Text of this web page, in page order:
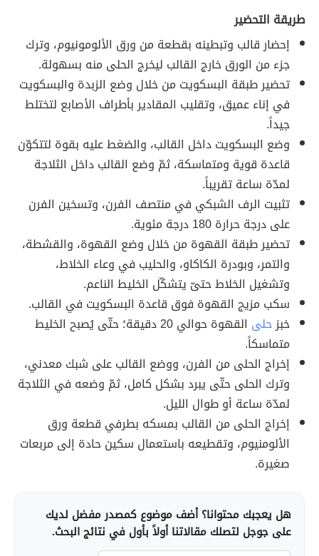
طريقة التحضير
إحضار قالب وتبطينه بقطعة من ورق الألومونيوم، وترك
جزء من الورق خارج القالب ليخرج الحلى منه بسهولة.
تحضير طبقة البسكويت من خلال وضع الزبدة والبسكويت
في إناء عميق، وتقليب المقادير بأطراف الأصابع لتختلط
جيداً.
وضع البسكويت داخل القالب، والضغط عليه بقوة لتتكوّن
قاعدة قوية ومتماسكة، ثمّ وضع القالب داخل الثلاجة
لمدّة ساعة تقريباً.
تثبيت الرف الشبكي في منتصف الفرن، وتسخين الفرن
على درجة حرارة 180 درجة مئوية.
تحضير طبقة القهوة من خلال وضع القهوة، والقشطة،
والتمر، وبودرة الكاكاو، والحليب في وعاء الخلاط،
وتشغيل الخلاط حتىّ يتشكّل الخليط الناعم.
سكب مزيج القهوة فوق قاعدة البسكويت في القالب.
خبزحلى
القهوة حوالي 20 دقيقة؛ حتّى يُصبح الخليط
متماسكاً.
إخراج الحلى من الفرن، ووضع القالب على شبك معدني،
وترك الحلى حتّى يبرد بشكل كامل، ثمّ وضعه في الثلاجة
لمدّة ساعة أو طوال الليل.
إخراج الحلى من القالب بمسكه بطرفي قطعة ورق
الألومنيوم، وتقطيعه باستعمال سكين حادة إلى مربعات
صغيرة.
هل يعجبك محتوانا؟ أضف موضوع كمصدر مفضل لديك
على جوجل لتصلك مقالاتنا أولاً بأول في نتائج البحث.